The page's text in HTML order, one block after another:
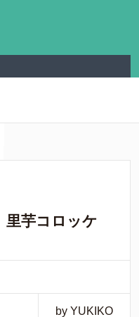
芋コロッケ
by YUKIKO